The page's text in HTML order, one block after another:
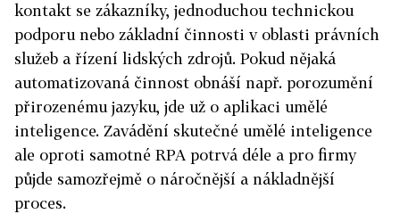
kontakt se zákazníky, jednoduchou technickou
podporu nebo základní činnosti v oblasti právních
služeb a řízení lidských zdrojů. Pokud nějaká
automatizovaná činnost obnáší např. porozumění
přirozenému jazyku, jde už o aplikaci umělé
inteligence. Zavádění skutečné umělé inteligence
ale oproti samotné RPA potrvá déle a pro firmy
půjde samozřejmě o náročnější a nákladnější
proces.